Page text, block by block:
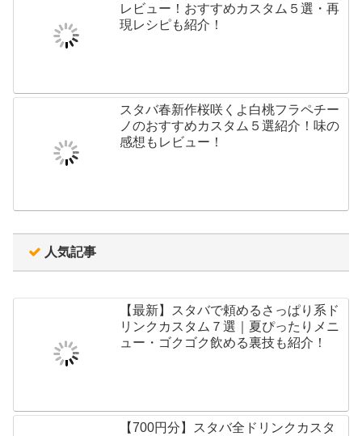
レビュー！おすすめカスタム５選・再
現レシピも紹介！
スタバ春新作桜咲くよ白桃フラペチー
ノのおすすめカスタム５選紹介！味の
感想もレビュー！
人気記事
【最新】スタバで頼めるさっぱり系ド
リンクカスタム７選｜夏ぴったりメニ
ュー・ゴクゴク飲める裏技も紹介！
【700円分】スタバ全ドリンクカスタ